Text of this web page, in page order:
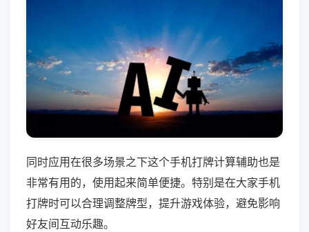
同时应用在很多场景之下这个手机打牌计算辅助也是
非常有用的，使用起来简单便捷。特别是在大家手机
打牌时可以合理调整牌型，提升游戏体验，避免影响
好友间互动乐趣。